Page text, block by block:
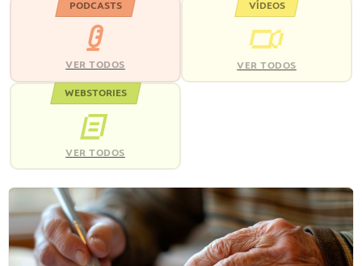
PODCASTS
VER TODOS
VÍDEOS
VER TODOS
WEBSTORIES
VER TODOS